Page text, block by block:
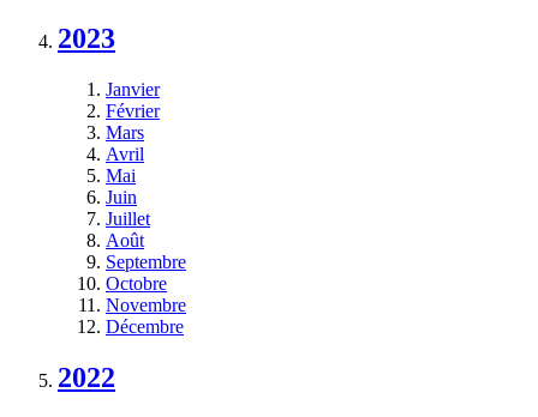
2023
Janvier
Février
Mars
Avril
Mai
Juin
Juillet
Août
Septembre
Octobre
Novembre
Décembre
2022